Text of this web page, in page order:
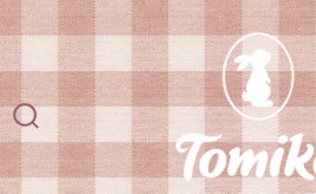
Saltar
al
contenido
Alternar
la
búsqueda